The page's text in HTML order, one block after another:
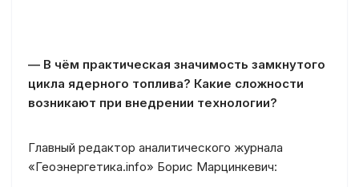
— В чём практическая значимость замкнутого
цикла ядерного топлива? Какие сложности
возникают при внедрении технологии?
Главный редактор аналитического журнала
«Геоэнергетика.info» Борис Марцинкевич: